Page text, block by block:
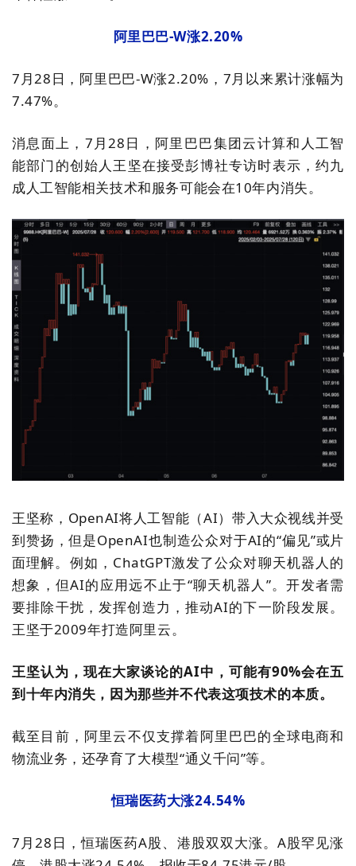
阿里巴巴-W涨2.20%
7月28日，阿里巴巴-W涨2.20%，7月以来累计涨幅为
7.47%。
消息面上，7月28日，阿里巴巴集团云计算和人工智
能部门的创始人王坚在接受彭博社专访时表示，约九
成人工智能相关技术和服务可能会在10年内消失。
王坚称，OpenAI将人工智能 （AI） 带入大众视线并受
到赞扬，但是OpenAI也制造公众对于AI的“偏见”或片
面理解。例如，ChatGPT激发了公众对聊天机器人的
想象，但AI的应用远不止于“聊天机器人”。开发者需
要排除干扰，发挥创造力，推动AI的下一阶段发展。
王坚于2009年打造阿里云。
王坚认为，现在大家谈论的AI中，可能有90%会在五
到十年内消失，因为那些并不代表这项技术的本质。
截至目前，阿里云不仅支撑着阿里巴巴的全球电商和
物流业务，还孕育了大模型“通义千问”等。
恒瑞医药大涨24.54%
7月28日，恒瑞医药A股、港股双双大涨。A股罕见涨